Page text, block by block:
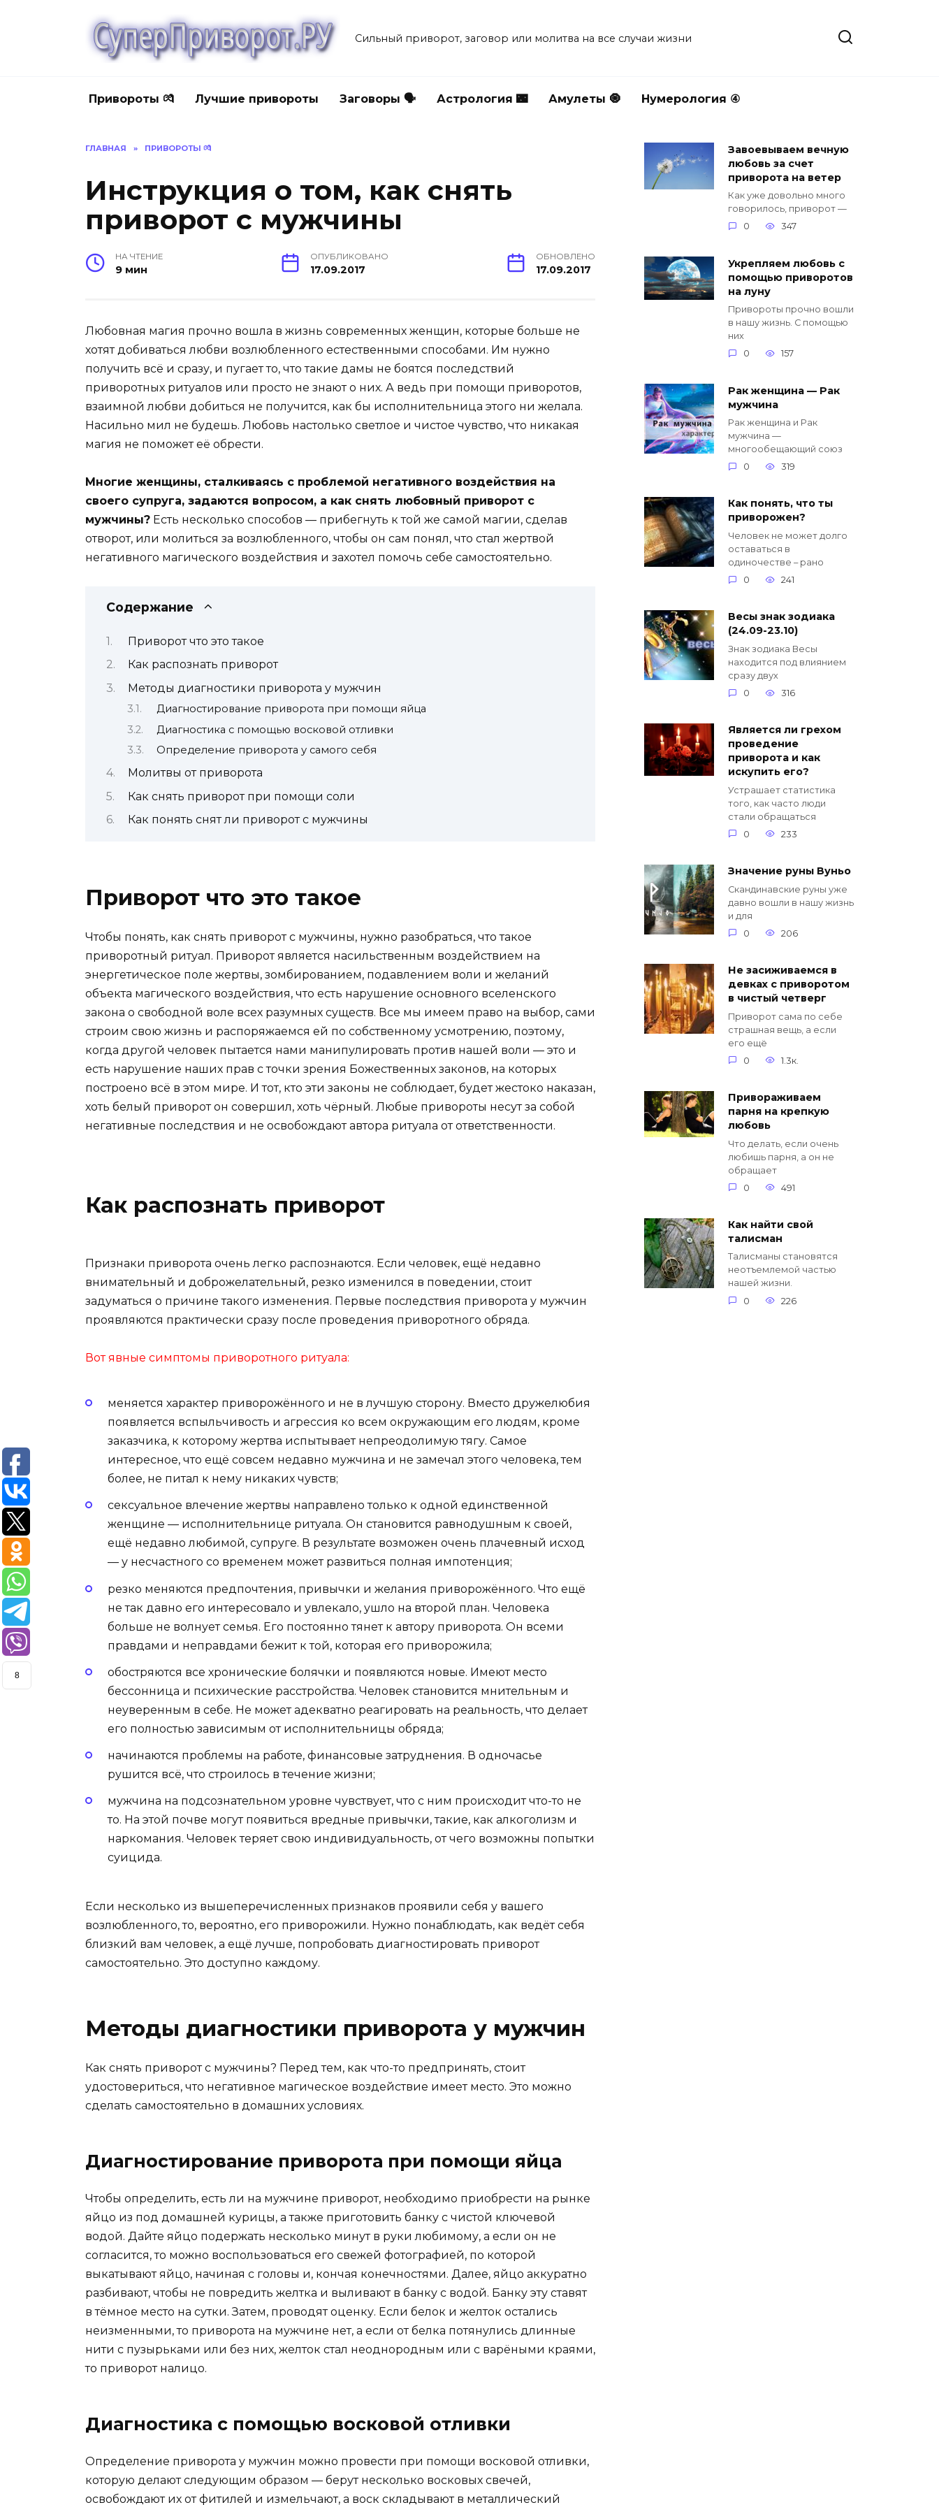
Сильный приворот, заговор или молитва на все случаи жизни
Привороты 💏 Лучшие привороты Заговоры 🗣 Астрология 🌃 Амулеты 🧿 Нумерология ④
ГЛАВНАЯ » ПРИВОРОТЫ 💏
Инструкция о том, как снять
приворот с мужчины
НА ЧТЕНИЕ
9 мин
ОПУБЛИКОВАНО
17.09.2017
ОБНОВЛЕНО
17.09.2017
Любовная магия прочно вошла в жизнь современных женщин, которые больше не
хотят добиваться любви возлюбленного естественными способами. Им нужно
получить всё и сразу, и пугает то, что такие дамы не боятся последствий
приворотных ритуалов или просто не знают о них. А ведь при помощи приворотов,
взаимной любви добиться не получится, как бы исполнительница этого ни желала.
Насильно мил не будешь. Любовь настолько светлое и чистое чувство, что никакая
магия не поможет её обрести.
Многие женщины, сталкиваясь с проблемой негативного воздействия на
своего супруга, задаются вопросом, а как снять любовный приворот с
мужчины? Есть несколько способов — прибегнуть к той же самой магии, сделав
отворот, или молиться за возлюбленного, чтобы он сам понял, что стал жертвой
негативного магического воздействия и захотел помочь себе самостоятельно.
Содержание
Приворот что это такое
Как распознать приворот
Методы диагностики приворота у мужчин
Диагностирование приворота при помощи яйца
Диагностика с помощью восковой отливки
Определение приворота у самого себя
Молитвы от приворота
Как снять приворот при помощи соли
Как понять снят ли приворот с мужчины
Приворот что это такое
Чтобы понять, как снять приворот с мужчины, нужно разобраться, что такое
приворотный ритуал. Приворот является насильственным воздействием на
энергетическое поле жертвы, зомбированием, подавлением воли и желаний
объекта магического воздействия, что есть нарушение основного вселенского
закона о свободной воле всех разумных существ. Все мы имеем право на выбор, сами
строим свою жизнь и распоряжаемся ей по собственному усмотрению, поэтому,
когда другой человек пытается нами манипулировать против нашей воли — это и
есть нарушение наших прав с точки зрения Божественных законов, на которых
построено всё в этом мире. И тот, кто эти законы не соблюдает, будет жестоко наказан,
хоть белый приворот он совершил, хоть чёрный. Любые привороты несут за собой
негативные последствия и не освобождают автора ритуала от ответственности.
Как распознать приворот
Признаки приворота очень легко распознаются. Если человек, ещё недавно
внимательный и доброжелательный, резко изменился в поведении, стоит
задуматься о причине такого изменения. Первые последствия приворота у мужчин
проявляются практически сразу после проведения приворотного обряда.
Вот явные симптомы приворотного ритуала:
меняется характер приворожённого и не в лучшую сторону. Вместо дружелюбия
появляется вспыльчивость и агрессия ко всем окружающим его людям, кроме
заказчика, к которому жертва испытывает непреодолимую тягу. Самое
интересное, что ещё совсем недавно мужчина и не замечал этого человека, тем
более, не питал к нему никаких чувств;
сексуальное влечение жертвы направлено только к одной единственной
женщине — исполнительнице ритуала. Он становится равнодушным к своей,
ещё недавно любимой, супруге. В результате возможен очень плачевный исход
— у несчастного со временем может развиться полная импотенция;
резко меняются предпочтения, привычки и желания приворожённого. Что ещё
не так давно его интересовало и увлекало, ушло на второй план. Человека
больше не волнует семья. Его постоянно тянет к автору приворота. Он всеми
правдами и неправдами бежит к той, которая его приворожила;
обостряются все хронические болячки и появляются новые. Имеют место
бессонница и психические расстройства. Человек становится мнительным и
неуверенным в себе. Не может адекватно реагировать на реальность, что делает
его полностью зависимым от исполнительницы обряда;
начинаются проблемы на работе, финансовые затруднения. В одночасье
рушится всё, что строилось в течение жизни;
мужчина на подсознательном уровне чувствует, что с ним происходит что-то не
то. На этой почве могут появиться вредные привычки, такие, как алкоголизм и
наркомания. Человек теряет свою индивидуальность, от чего возможны попытки
суицида.
Если несколько из вышеперечисленных признаков проявили себя у вашего
возлюбленного, то, вероятно, его приворожили. Нужно понаблюдать, как ведёт себя
близкий вам человек, а ещё лучше, попробовать диагностировать приворот
самостоятельно. Это доступно каждому.
Методы диагностики приворота у мужчин
Как снять приворот с мужчины? Перед тем, как что-то предпринять, стоит
удостовериться, что негативное магическое воздействие имеет место. Это можно
сделать самостоятельно в домашних условиях.
Диагностирование приворота при помощи яйца
Чтобы определить, есть ли на мужчине приворот, необходимо приобрести на рынке
яйцо из под домашней курицы, а также приготовить банку с чистой ключевой
водой. Дайте яйцо подержать несколько минут в руки любимому, а если он не
согласится, то можно воспользоваться его свежей фотографией, по которой
выкатывают яйцо, начиная с головы и, кончая конечностями. Далее, яйцо аккуратно
разбивают, чтобы не повредить желтка и выливают в банку с водой. Банку эту ставят
в тёмное место на сутки. Затем, проводят оценку. Если белок и желток остались
неизменными, то приворота на мужчине нет, а если от белка потянулись длинные
нити с пузырьками или без них, желток стал неоднородным или с варёными краями,
то приворот налицо.
Диагностика с помощью восковой отливки
Определение приворота у мужчин можно провести при помощи восковой отливки,
которую делают следующим образом — берут несколько восковых свечей,
освобождают их от фитилей и измельчают, а воск складывают в металлический
Завоевываем вечную
любовь за счет
приворота на ветер
Как уже довольно много
говорилось, приворот —
0
347
Укрепляем любовь с
помощью приворотов
на луну
Привороты прочно вошли
в нашу жизнь. С помощью
них
0
157
Рак женщина — Рак
мужчина
Рак женщина и Рак
мужчина —
многообещающий союз
0
319
Как понять, что ты
приворожен?
Человек не может долго
оставаться в
одиночестве – рано
0
241
Весы знак зодиака
(24.09-23.10)
Знак зодиака Весы
находится под влиянием
сразу двух
0
316
Является ли грехом
проведение
приворота и как
искупить его?
Устрашает статистика
того, как часто люди
стали обращаться
0
233
Значение руны Вуньо
Скандинавские руны уже
давно вошли в нашу жизнь
и для
0
206
Не засиживаемся в
девках с приворотом
в чистый четверг
Приворот сама по себе
страшная вещь, а если
его ещё
0
1.3к.
Привораживаем
парня на крепкую
любовь
Что делать, если очень
любишь парня, а он не
обращает
0
491
Как найти свой
талисман
Талисманы становятся
неотъемлемой частью
нашей жизни.
0
226
8